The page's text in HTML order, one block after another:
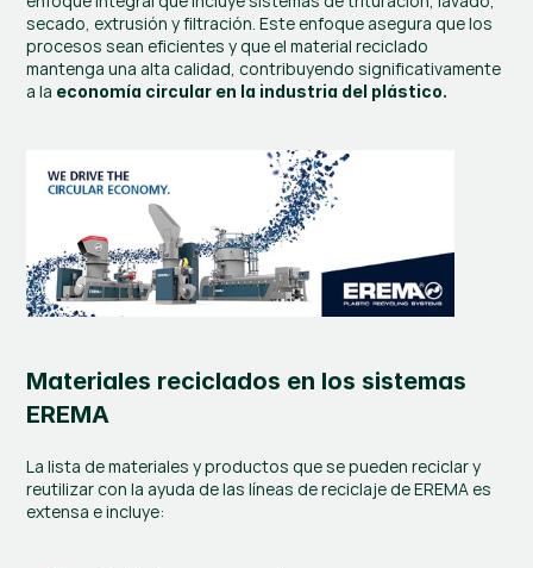
secado, extrusión y filtración. Este enfoque asegura que los
procesos sean eficientes y que el material reciclado
mantenga una alta calidad, contribuyendo significativamente
a la economía circular en la industria del plástico.
Materiales reciclados en los sistemas
EREMA
La lista de materiales y productos que se pueden reciclar y
reutilizar con la ayuda de las líneas de reciclaje de EREMA es
extensa e incluye: